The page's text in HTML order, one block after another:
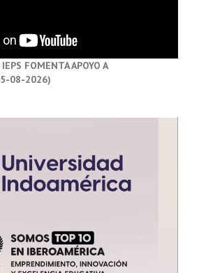
IEPS FOMENTA APOYO A
08-2026)